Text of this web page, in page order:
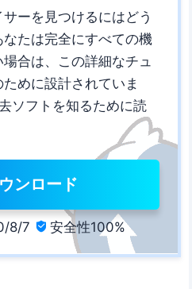
ーを見つけるにはどう
たは完全にすべての機
合は、この詳細なチュ
めに設計されていま
ソフトを知るために読
ンロード
8/7  安全性100%